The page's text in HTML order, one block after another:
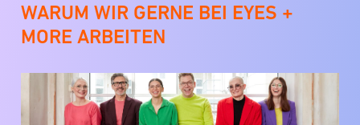
WARUM WIR GERNE BEI EYES +
MORE ARBEITEN